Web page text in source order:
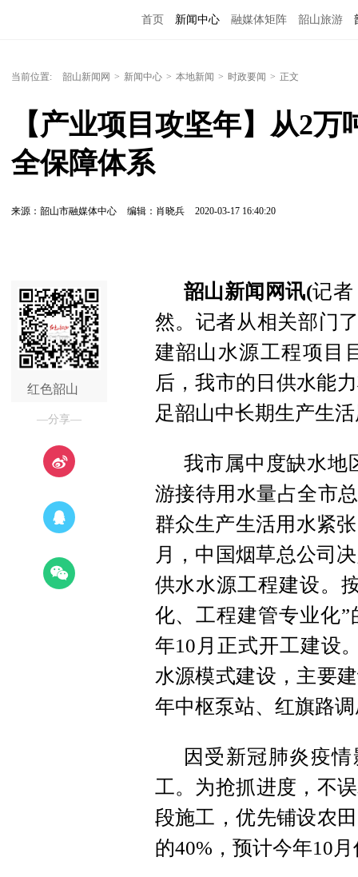
首页 新闻中心 融媒体矩阵 韶山旅游
当前位置: 韶山新闻网 > 新闻中心 > 本地新闻 > 时政要闻 > 正文
【产业项目攻坚年】从2
全保障体系
来源：韶山市融媒体中心 编辑：肖晓兵 2020-03-17 16:40:20
红色韶山
—分享—
韶山新闻网讯(记者
然。记者从相关部门
建韶山水源工程项目
后，我市的日供水能
足韶山中长期生产生
我市属中度缺水地
游接待用水量占全市
群众生产生活用水紧
月，中国烟草总公司
供水水源工程建设。
化、工程建管专业化
年10月正式开工建设
水源模式建设，主要
年中枢泵站、红旗路
因受新冠肺炎疫
工。为抢抓进度，不
段施工，优先铺设农
的40%，预计今年10